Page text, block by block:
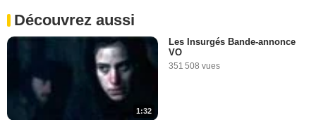
Découvrez aussi
1:32
Les Insurgés Bande-annonce
VO
351 508 vues